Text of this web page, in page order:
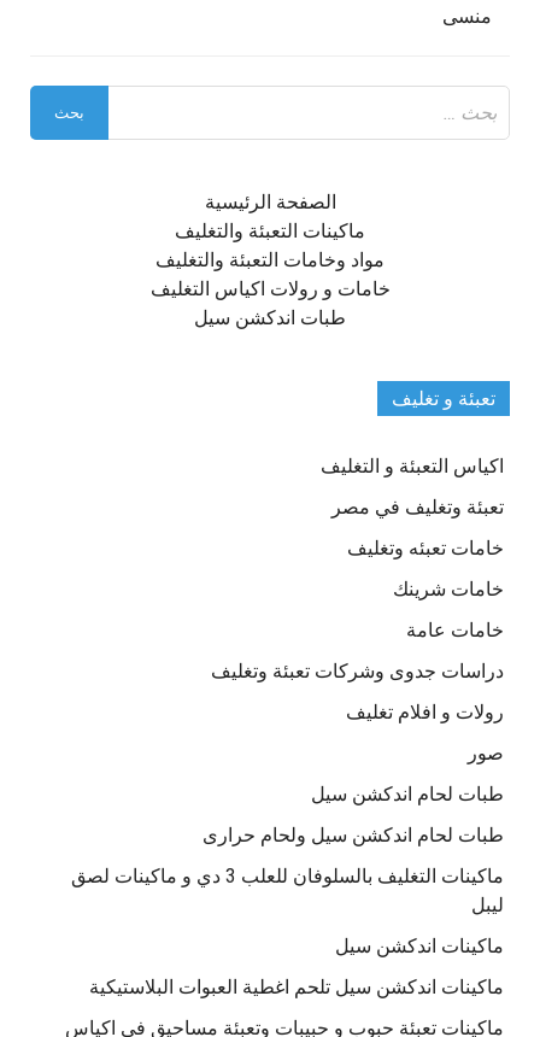
منسى
عن:
الصفحة الرئيسية
ماكينات التعبئة والتغليف
مواد وخامات التعبئة والتغليف
خامات و رولات اكياس التغليف
طبات اندكشن سيل
تعبئة و تغليف
اكياس التعبئة و التغليف
تعبئة وتغليف في مصر
خامات تعبئه وتغليف
خامات شرينك
خامات عامة
دراسات جدوى وشركات تعبئة وتغليف
رولات و افلام تغليف
صور
طبات لحام اندكشن سيل
طبات لحام اندكشن سيل ولحام حرارى
ماكينات التغليف بالسلوفان للعلب 3 دي و ماكينات لصق
ليبل
ماكينات اندكشن سيل
ماكينات اندكشن سيل تلحم اغطية العبوات البلاستيكية
ماكينات تعبئة حبوب و حبيبات وتعبئة مساحيق في اكياس